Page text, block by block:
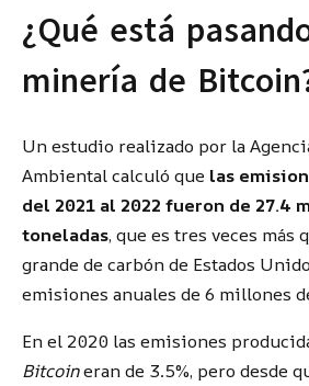
¿Qué está
minería de
Un estudio realizado por la
Ambiental calculó que las
del 2021 al 2022 fueron de 27.4
toneladas, que es tres veces más
grande de carbón de Estados
emisiones anuales de 6 millones
En el 2020 las emisiones
Bitcoineran de 3.5%, pero desde